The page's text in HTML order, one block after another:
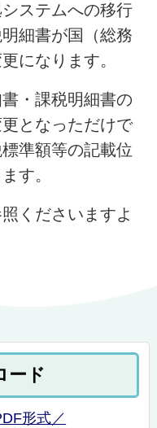
ステムへの移行
細書が国（総務
になります。
・課税明細書の
となっただけで
準額等の記載位
す。
くださいますよ
ード
形式／